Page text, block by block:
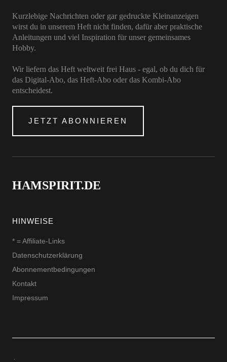
Kurzlebige Nachrichten oder gar gedruckte Kleinanzeigen
wirst du in unserem Heft nicht finden, dafür aber praktische
Anleitungen und viel Inspiration für unser gemeinsames
Hobby.
Wir liefern das Heft weltweit frei Haus - egal, ob du dich für
das Digital-Abo, das Heft-Abo oder das Kombi-Abo
entscheidest.
JETZT ABONNIEREN
HAMSPIRIT.DE
HINWEISE
* = Affiliate-Links
Datenschutzerklärung
Abonnementbedingungen
Kontakt
Impressum